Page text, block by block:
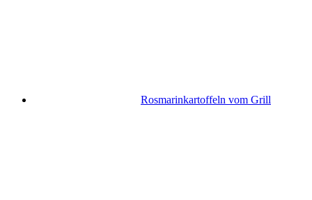
Rosmarinkartoffeln vom Grill